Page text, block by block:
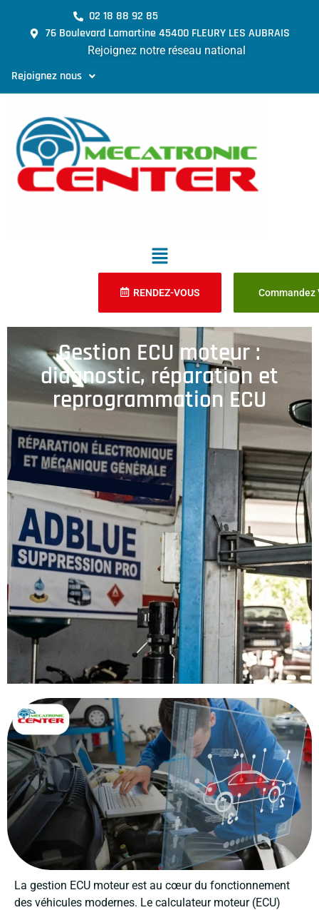
02 18 88 92 85
76 Boulevard Lamartine 45400 FLEURY LES AUBRAIS
Rejoignez notre réseau national
Rejoignez nous
RENDEZ-VOUS Commandez
Gestion ECU moteur :
diagnostic, réparation et
reprogrammation ECU
La gestion ECU moteur est au cœur du fonctionnement
des véhicules modernes. Le calculateur moteur (ECU)